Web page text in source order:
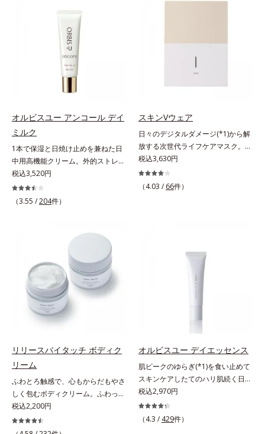
2022年12月22日時点で、科学文献
データベースPubMed及びGoogle
scholarにより国内化粧品業界にお
いて該当文献がないことを確認（ポ
ーラ化成研究所調べ）
ース及び先行技術調査による当社調
べ*5 オトギリソウエキス配合＝肌
にうるおいを与え、うるおいに満ち
目し、肌荒れを予防しながらうるお
いに満ちた美しい肌へと導きます。
ポーラ・オルビスグループ独自の肌
荒れ防止有効成分として、「DF-パ
ンテノール(*3)」を国内唯一(*4)、
高濃度で配合。角層のバリア機能に
アプローチして肌荒れを防ぎ、肌不
て、独自研究に基づいたアプローチ
(*5)」。肌のうるおいを引き出し・
高めて、ハリ感あふれる肌へと導き
ます。うるおいに満ちたゆらがない
肌をご体感いただくために設計され
た3ステップで、いつも力強く美し
くあり続けるあなたを応援します。
れのこと*3 デクスパンテノール
W*4 2022年5月 Mintel社データベ
ース及び先行技術調査による当社調
べ*5 オトギリソウエキス配合＝肌
にうるおいを与え、うるおいに満ち
たハリツヤ肌へ導く保湿成分
毎日使いたくなる極上のつけごこ
ち。さらに、塗るたびにうれしいス
機能を維持する白様雪(R)エキス(*2)
とアルニカ花エキス(*3)が、紫外線
ダメージ(*4)にもゆらぎにくいすこ
やかな肌に整え、ローズヒップエキ
ス(*5)と浸透型コラーゲン(*6)が透
明感を引き出し、肌のハリ感をサポ
ートします。スーパーウォータープ
たい部分に、塗布後すぐに少量ずつ
ムラなくのばします。顔にもご使用
いただけますが、より美しい仕上が
りのため、顔に使用する場合は、化
耐水性にすぐれておりますので、落
とすときには洗浄料やボディ用洗浄
料を使って、ていねいに洗い流して
ルビス サンスクリーン®内ウォータ
ープルーフ効果として*2 サッカロ
ミセス/ハトムギ種子発酵液配合＝
保湿成分*3 保湿成分*4 乾燥など*5
カニナバラ果実エキス配合＝保湿成
オルビスユー アンコール デイ
ミルク
1本で保湿と日焼け止めを兼ねた日
中用高機能クリーム。外的ストレス
(*5)から肌を徹底ガード。諦めかけ
ていたハリ不足、うるおい低下に先
端科学ケア(*1)でアプローチするエ
D.N.A.(*3) ヒビスエキスとHSP（ヒ
ートショックプロテイン）(*4)の合
わせ技で、目元、フェイスラインな
ど、年齢を重ねるにつれハリ不足、
うるおい低下を感じやすい部位に働
きかけ、ハリ感のある肌へ導きま
す。さらに、水でも油でもない第3
の成分、even wateroil（イーブン
り、水でも油でも実現できなかっ
ない”、相反する2つの感触の両立に
成功。ごわつく年齢肌を柔肌に整
え、未体験の肌感触を叶えます。*1
保湿*2 年齢に応じたお手入れ *3
D.N.A.＝Daily New Approach*4
税込3,520円
（3.55 /204件）
スキンVウェア
日々のデジタルダメージ(*1)から解
放する次世代ライフケアマスク。手
放せない存在となったPCやスマー
トフォンなどのデジタルデバイス。
現代人のライフスタイルでは、1日
こされ、肌のバリア機能が低下して
しまいます。また、肌のハリ感が失
われてしまう原因にもなります。そ
こでオルビスはデジタルダメージの
根本原因に着目。「デバイスダメー
ジ(*1)クリアエキス(*3)」を配合
し、ブルーライトを浴びても揺らぎ
にくい肌へ整えます。また、スター
フルーツ葉エキス(*4)、ヘスベリジ
ン(*5)配合で、ほうれい線やフェイ
スラインにアプローチ。さらに月桃
葉エキス(*6)配合で肌のハリUPを目
指します。マスクシートにもこだわ
りました。引き上げるのに最適なオ
税込3,630円
（4.03 / 66件）
リリースバイタッチ ボディク
リーム
ふわとろ触感で、心もからだもやさ
しく包むボディクリーム。ふわっと
軽やかで、ぽよっと弾むユニーク触
感。なじませると摩擦と皮膚温でほ
どけるボディクリームです。うっと
税込2,200円
オルビスユー デイエッセンス
肌ピークのゆらぎ(*1)を食い止めて
スキンケアしたてのハリ肌続く日中
用美容液。起床直後にピークを迎
え、夕方から夜にかけて徐々にダウ
ンするハリのバイオリズムに着目し
税込2,970円
（4.3 / 429件）